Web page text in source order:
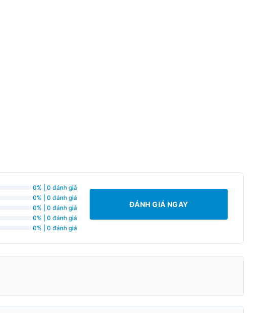
0% | 0 đánh giá
0% | 0 đánh giá
0% | 0 đánh giá
0% | 0 đánh giá
0% | 0 đánh giá
ĐÁNH GIÁ NGAY